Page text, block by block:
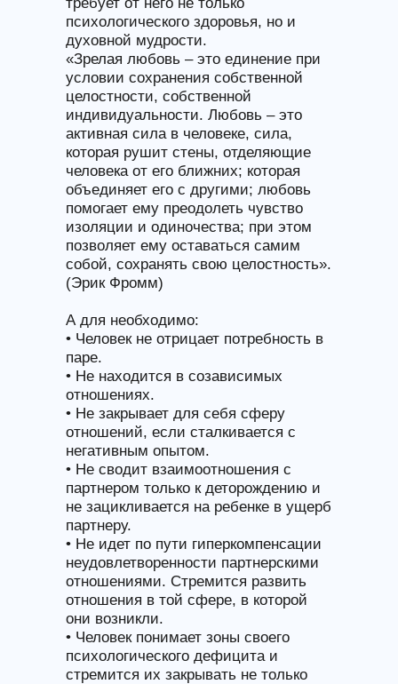
психологического здоровья, но и
духовной мудрости.
«Зрелая любовь – это единение при
условии сохранения собственной
целостности, собственной
индивидуальности. Любовь – это
активная сила в человеке, сила,
которая рушит стены, отделяющие
человека от его ближних; которая
объединяет его с другими; любовь
помогает ему преодолеть чувство
изоляции и одиночества; при этом
позволяет ему оставаться самим
собой, сохранять свою целостность».
(Эрик Фромм)
А для необходимо:
• Человек не отрицает потребность в
паре.
• Не находится в созависимых
отношениях.
• Не закрывает для себя сферу
отношений, если сталкивается с
негативным опытом.
• Не сводит взаимоотношения с
партнером только к деторождению и
не зацикливается на ребенке в ущерб
партнеру.
• Не идет по пути гиперкомпенсации
неудовлетворенности партнерскими
отношениями. Стремится развить
отношения в той сфере, в которой
они возникли.
• Человек понимает зоны своего
психологического дефицита и
стремится их закрывать не только